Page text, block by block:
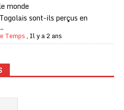
monde
sont-ils perçus en
Temps, Il y a 2 ans